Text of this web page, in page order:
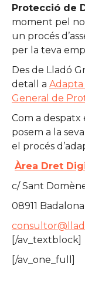
Protecció de
moment pel
un procés
per la teva
Des de Lladó
detall a
General de
Com a
posem a la
el procés
Àrea Dret
c/ Sant
08911 Badalona
[/av_textblock]
[/av_one_full]